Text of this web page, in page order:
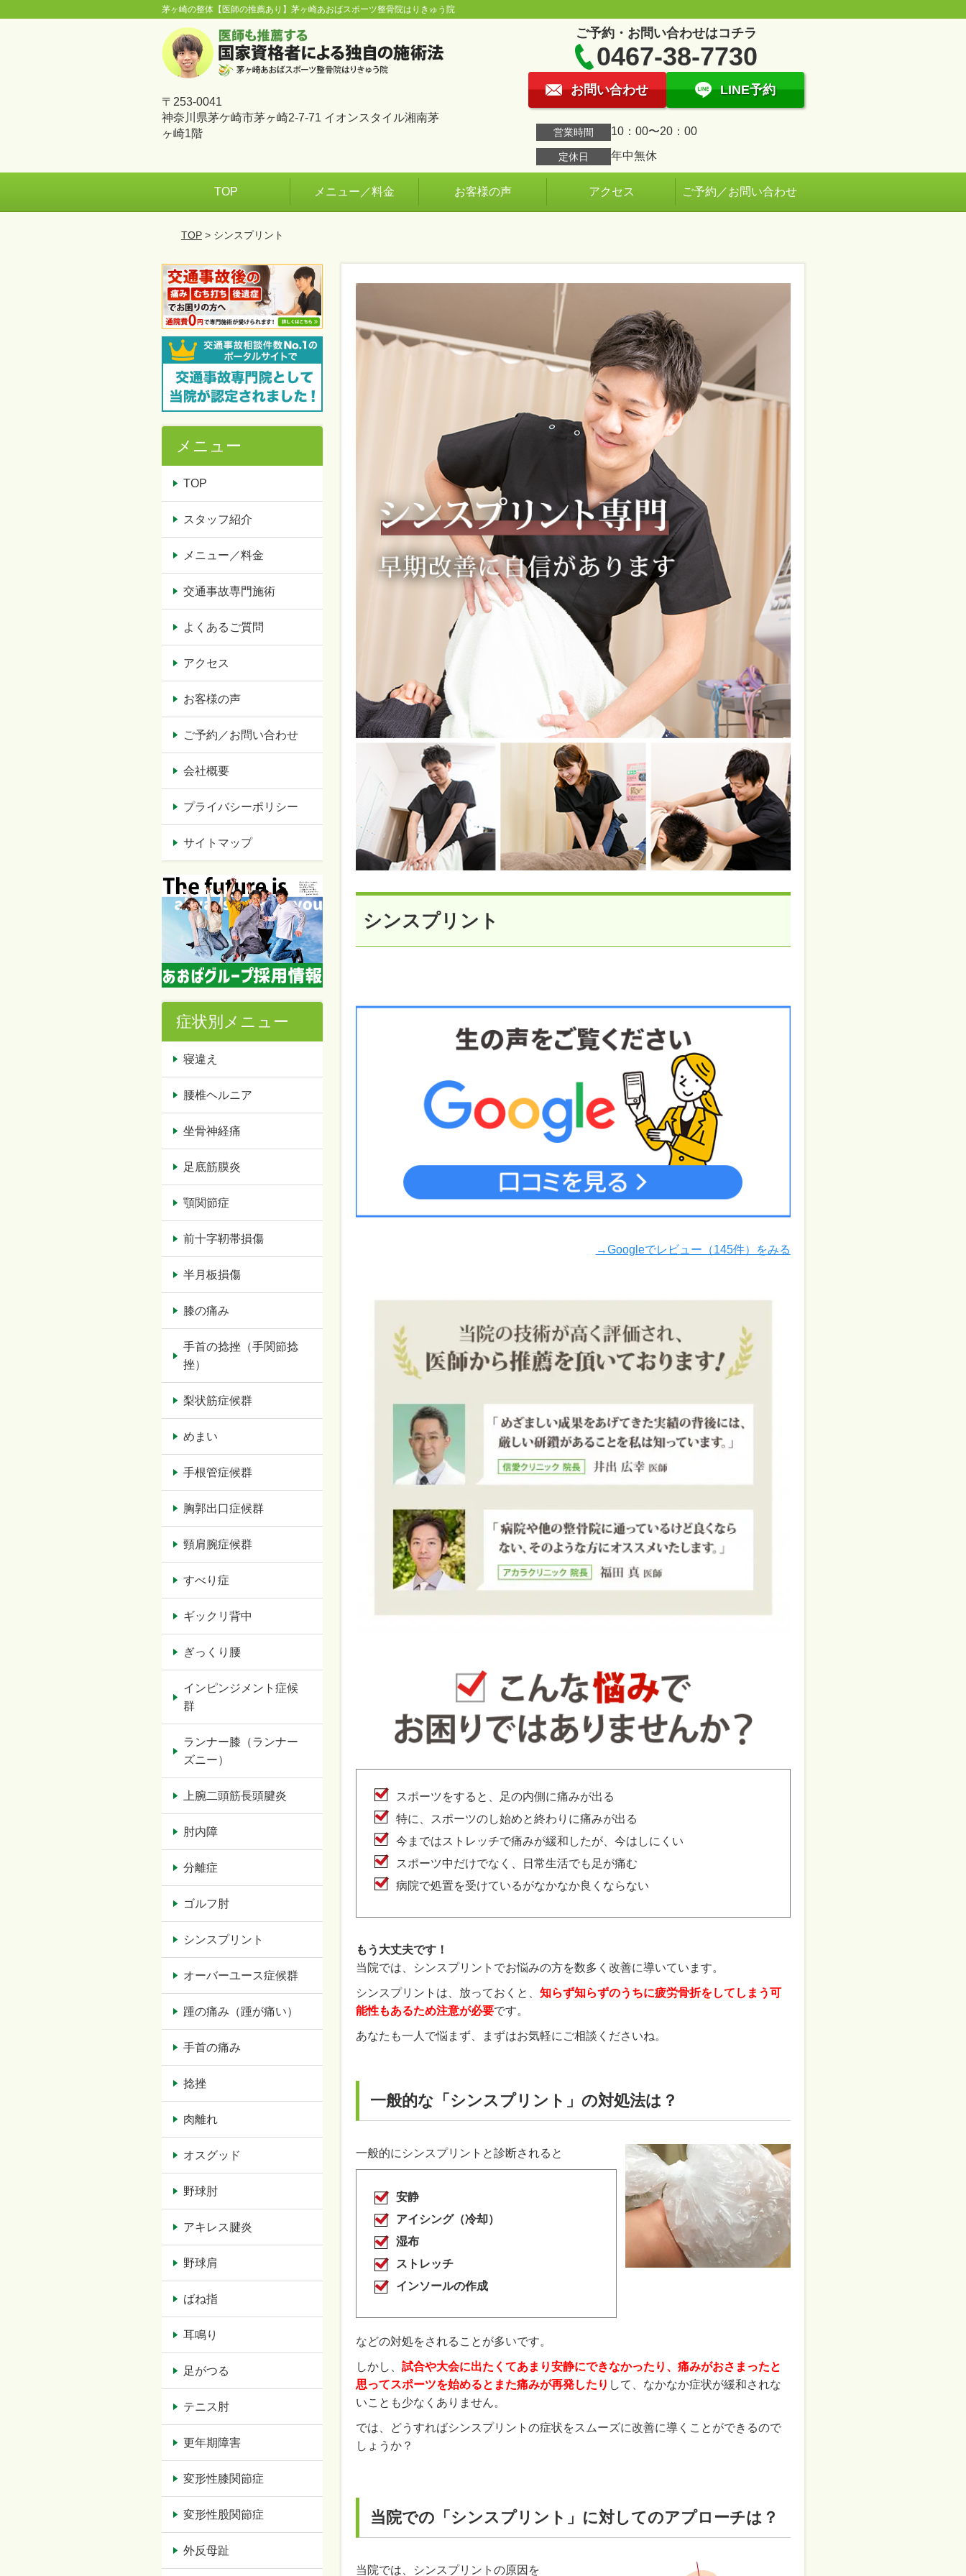
茅ヶ崎の整体【医師の推薦あり】茅ヶ崎あおばスポーツ整骨院はりきゅう院
〒253-0041
神奈川県茅ケ崎市茅ヶ崎2-7-71 イオンスタイル湘南茅
ヶ崎1階
ご予約・お問い合わせはコチラ
0467-38-7730
お問い合わせ LINE予約
営業時間 10：00〜20：00
定休日 年中無休
TOP メニュー／料金 お客様の声 アクセス ご予約／お問い合わせ
TOP> シンスプリント
シンスプリント
→Googleでレビュー（145件）をみる
スポーツをすると、足の内側に痛みが出る
特に、スポーツのし始めと終わりに痛みが出る
今まではストレッチで痛みが緩和したが、今はしにくい
スポーツ中だけでなく、日常生活でも足が痛む
病院で処置を受けているがなかなか良くならない
もう大丈夫です！
当院では、シンスプリントでお悩みの方を数多く改善に導いています。
シンスプリントは、放っておくと、 知らず知らずのうちに疲労骨折をしてしまう可
能性もあるため注意が必要です。
あなたも一人で悩まず、まずはお気軽にご相談くださいね。
一般的な「シンスプリント」の対処法は？
一般的にシンスプリントと診断されると
安静
アイシング（冷却）
湿布
ストレッチ
インソールの作成
などの対処をされることが多いです。
しかし、 試合や大会に出たくてあまり安静にできなかったり、痛みがおさまったと
思ってスポーツを始めるとまた痛みが再発したり して、なかなか症状が緩和されな
いことも少なくありません。
では、どうすればシンスプリントの症状をスムーズに改善に導くことができるので
しょうか？
当院での「シンスプリント」に対してのアプローチは？
当院では、シンスプリントの原因を
メニュー
TOP
スタッフ紹介
メニュー／料金
交通事故専門施術
よくあるご質問
アクセス
お客様の声
ご予約／お問い合わせ
会社概要
プライバシーポリシー
サイトマップ
症状別メニュー
寝違え
腰椎ヘルニア
坐骨神経痛
足底筋膜炎
顎関節症
前十字靭帯損傷
半月板損傷
膝の痛み
手首の捻挫（手関節捻
挫）
梨状筋症候群
めまい
手根管症候群
胸郭出口症候群
頸肩腕症候群
すべり症
ギックリ背中
ぎっくり腰
インピンジメント症候
群
ランナー膝（ランナー
ズニー）
上腕二頭筋長頭腱炎
肘内障
分離症
ゴルフ肘
シンスプリント
オーバーユース症候群
踵の痛み（踵が痛い）
手首の痛み
捻挫
肉離れ
オスグッド
野球肘
アキレス腱炎
野球肩
ばね指
耳鳴り
足がつる
テニス肘
更年期障害
変形性膝関節症
変形性股関節症
外反母趾